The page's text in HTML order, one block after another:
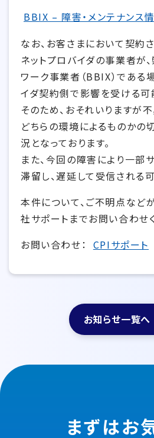
BBIX – 障害・メンテナンス
なお、お客さまにおいて契約
ネットプロバイダの事業者が
ワーク事業者（BBIX）である
イダ契約側で影響を受ける可
そのため、おそれいりますが
どちらの環境によるものかの
況となっております。
また、今回の障害により一部
滞留し、遅延して受信される
本件について、ご不明点など
社サポートまでお問い合わせ
お問い合わせ： CPIサポート
お知らせ一覧へ
まずはお